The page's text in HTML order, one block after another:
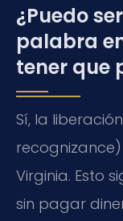
¿Puedo
palabra
tener que
Sí, la
Virginia. Esto
sin pagar